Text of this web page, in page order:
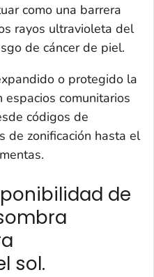
como una barrera
rayos ultravioleta del
de cáncer de piel.
o protegido la
comunitarios
códigos de
de zonificación hasta el
de
sol.